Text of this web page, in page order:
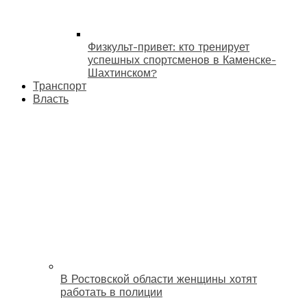
Физкульт-привет: кто тренирует
успешных спортсменов в Каменске-
Шахтинском?
Транспорт
Власть
В Ростовской области женщины хотят
работать в полиции